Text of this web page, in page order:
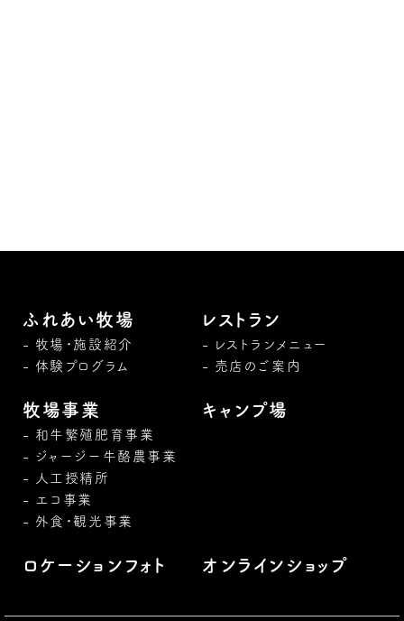
ふれあい牧場
牧場・施設紹介
体験プログラム
レストラン
レストランメニュー
売店のご案内
牧場事業
和牛繁殖肥育事業
ジャージー牛酪農事業
人工授精所
エコ事業
外食・観光事業
キャンプ場
ロケーションフォト オンラインショップ